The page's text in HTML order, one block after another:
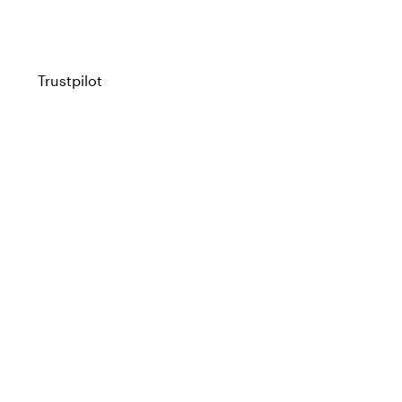
Trustpilot